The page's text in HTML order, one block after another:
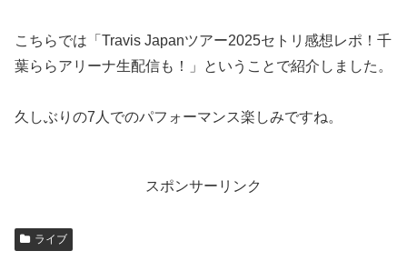
こちらでは「Travis Japanツアー2025セトリ感想レポ！千
葉ららアリーナ生配信も！」ということで紹介しました。
久しぶりの7人でのパフォーマンス楽しみですね。
スポンサーリンク
ライブ